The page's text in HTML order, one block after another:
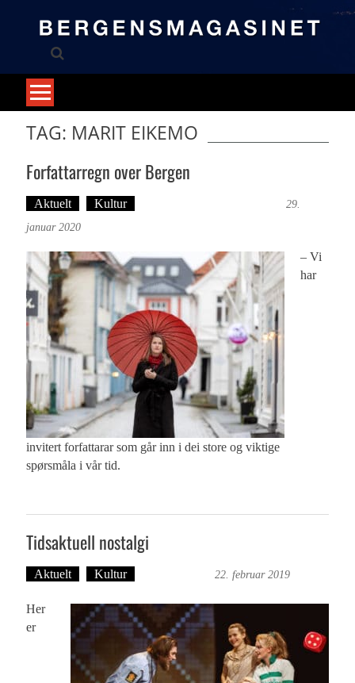
TAG: MARIT EIKEMO
Forfattarregn over Bergen
Aktuelt Kultur
29.
januar 2020
– Vi
har
invitert forfattarar som går inn i dei store og viktige
spørsmåla i vår tid.
Tidsaktuell nostalgi
Aktuelt Kultur 22. februar 2019
Her
er